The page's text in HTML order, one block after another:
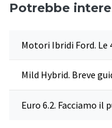
Potrebbe
Motori Ibridi Ford.
Mild Hybrid. Breve
Euro 6.2. Facciamo il